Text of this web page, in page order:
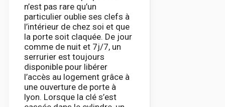
n’est pas rare qu’un
particulier oublie ses clefs à
l’intérieur de chez soi et que
la porte soit claquée. De jour
comme de nuit et 7j/7, un
serrurier est toujours
disponible pour libérer
l’accès au logement grâce à
une ouverture de porte à
lyon. Lorsque la clé s’est